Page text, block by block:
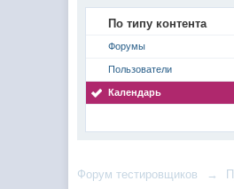
По типу контента
Форумы
Пользователи
Календарь
Форум тестировщиков →